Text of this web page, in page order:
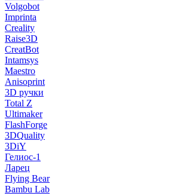
Volgobot
Imprinta
Creality
Raise3D
CreatBot
Intamsys
Maestro
Anisoprint
3D ручки
Total Z
Ultimaker
FlashForge
3DQuality
3DiY
Гелиос-1
Ларец
Flying Bear
Bambu Lab